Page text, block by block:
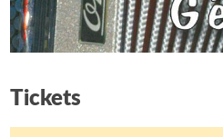
Tickets